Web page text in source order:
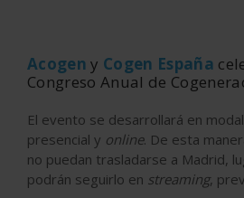
Acogen y Cogen España
Congreso Anual de
El evento se desarrollará en
presencial y online. De esta
no puedan trasladarse a Madrid,
podrán seguirlo en streaming,